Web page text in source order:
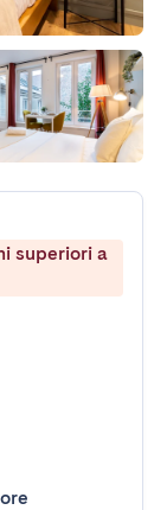
superiori a